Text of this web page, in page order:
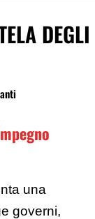
DEGLI
una
governi,